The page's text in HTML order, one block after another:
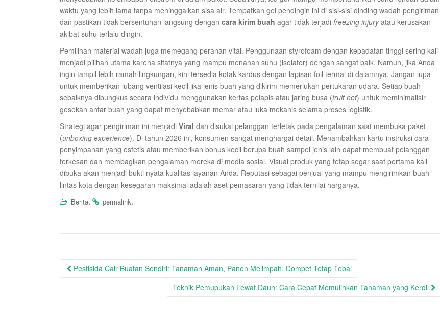
waktu yang lebih lama tanpa meninggalkan sisa air. Tempatkan gel pendingin ini di sisi-sisi dinding wadah pengiriman
dan pastikan tidak bersentuhan langsung dengan cara kirim buah agar tidak terjadi freezing injuryatau kerusakan
akibat suhu terlalu dingin.
Pemilihan material wadah juga memegang peranan vital. Penggunaan styrofoam dengan kepadatan tinggi sering kali
menjadi pilihan utama karena sifatnya yang mampu menahan suhu (isolator) dengan sangat baik. Namun, jika Anda
ingin tampil lebih ramah lingkungan, kini tersedia kotak kardus dengan lapisan foil termal di dalamnya. Jangan lupa
untuk memberikan lubang ventilasi kecil jika jenis buah yang dikirim memerlukan pertukaran udara. Setiap buah
sebaiknya dibungkus secara individu menggunakan kertas pelapis atau jaring busa (fruit net) untuk meminimalisir
gesekan antar buah yang dapat menyebabkan memar atau luka mekanis selama proses logistik.
Strategi agar pengiriman ini menjadi Viral dan disukai pelanggan terletak pada pengalaman saat membuka paket
(unboxing experience). Di tahun 2026 ini, konsumen sangat menghargai detail. Menambahkan kartu instruksi cara
penyimpanan yang estetis atau memberikan bonus kecil berupa buah sampel jenis lain dapat membuat pelanggan
terkesan dan membagikan pengalaman mereka di media sosial. Visual produk yang tetap segar saat pertama kali
dibuka akan menjadi bukti nyata kualitas layanan Anda. Reputasi sebagai penjual yang mampu mengirimkan buah
lintas kota dengan kesegaran maksimal adalah aset pemasaran yang tidak ternilai harganya.
Berita. permalink.
Post
Pestisida Cair Buatan Sendiri: Tanaman Aman, Panen Melimpah, Dompet Tetap Tebal
Teknik Pemupukan Lewat Daun: Cara Cepat Memulihkan Tanaman yang Kerdil